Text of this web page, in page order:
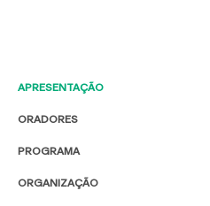
APRESENTAÇÃO
ORADORES
PROGRAMA
ORGANIZAÇÃO